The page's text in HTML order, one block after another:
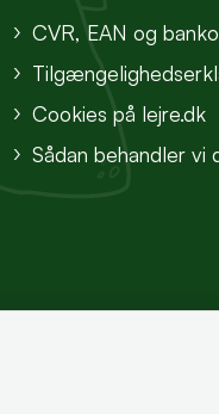
CVR, EAN og
Cookies på lejre.dk
Sådan behandler vi